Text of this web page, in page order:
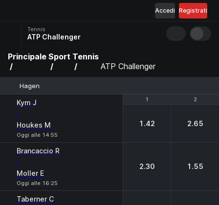
Registrati
Accedi
Tennis
ATP Challenger
Principale Sport Tennis
ATP Challenger
Hagen
1 2
Kym J
-
Houkes M
Oggi alle 14:55
1 2
1.42 2.65
Brancaccio R
-
Moller E
Oggi alle 16:25
2.30 1.55
Taberner C